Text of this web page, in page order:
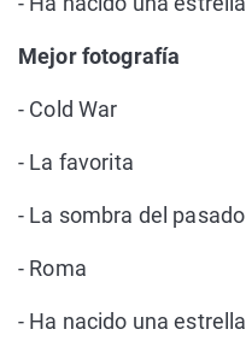
Mejor fotografía
- Cold War
- La favorita
- La sombra del pasado
- Roma
- Ha nacido una estrella